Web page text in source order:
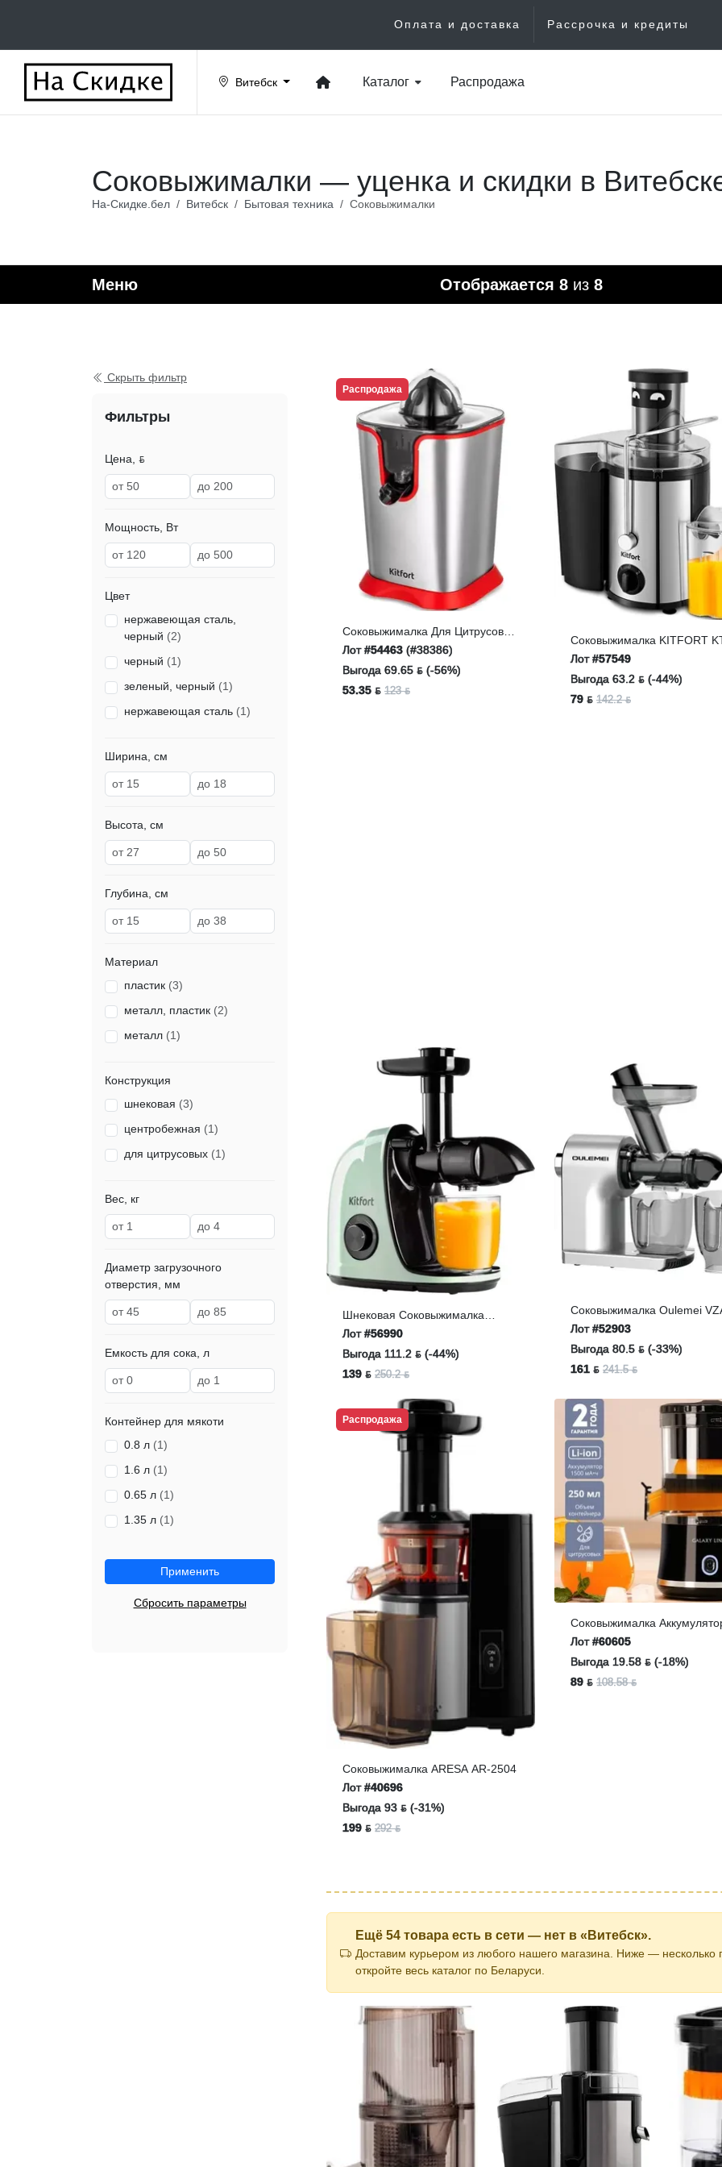
Оплата и доставка Рассрочка и кредиты
Витебск Каталог Распродажа
Соковыжималки — уценка и скидки в
На-Скидке.бел Витебск Бытовая техника Соковыжималки
Меню Отображается8 из8
Скрыть фильтр
Фильтры
Цена, ƃ
Мощность, Вт
Цвет
нержавеющая сталь,
черный (2)
черный (1)
зеленый, черный (1)
нержавеющая сталь (1)
Ширина, см
Высота, см
Глубина, см
Материал
пластик (3)
металл, пластик (2)
металл (1)
Конструкция
шнековая (3)
центробежная (1)
для цитрусовых (1)
Вес, кг
Диаметр загрузочного
отверстия, мм
Емкость для сока, л
Контейнер для мякоти
0.8 л (1)
1.6 л (1)
0.65 л (1)
1.35 л (1)
Применить
Сбросить параметры
Распродажа
Соковыжималка Для Цитрусовых
Kitfort KT-1163
Лот#54463 (#38386)
Выгода 69.65 ƃ (-56%)
53.35 ƃ 123 ƃ
Соковыжималка KITFORT
1127
Лот#57549
Выгода 63.2 ƃ (-44%)
79 ƃ 142.2 ƃ
Шнековая Соковыжималка
KITFORT KT-1146-4
Лот#56990
Выгода 111.2 ƃ (-44%)
139 ƃ 250.2 ƃ
Соковыжималка Oulemei
Лот#52903
Выгода 80.5 ƃ (-33%)
161 ƃ 241.5 ƃ
Распродажа
Соковыжималка ARESA AR-2504
Лот#40696
Выгода 93 ƃ (-31%)
199 ƃ 292 ƃ
Соковыжималка
Galaxy LINE GL 0855
Лот#60605
Выгода 19.58 ƃ (-18%)
89 ƃ 108.58 ƃ
Ещё 54 товара есть в сети — нет в «Витебск».
Доставим курьером из любого нашего магазина. Ниже — несколько
откройте весь каталог по Беларуси.